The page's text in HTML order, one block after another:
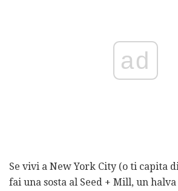
ad
Se vivi a New York City (o ti capita
fai una sosta al Seed + Mill, un